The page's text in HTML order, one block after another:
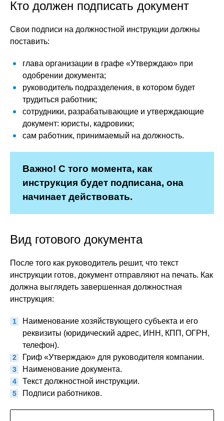
Кто должен подписать документ
Свои подписи на должностной инструкции должны
поставить:
глава организации в графе «Утверждаю» при
одобрении документа;
руководитель подразделения, в котором будет
трудиться работник;
сотрудники, разрабатывающие и утверждающие
документ: юристы, кадровики;
сам работник, принимаемый на должность.
Важно! С того момента, как
инструкция будет подписана, она
начинает действовать.
Вид готового документа
После того как руководитель решит, что текст
инструкции готов, документ отправляют на печать. Как
должна выглядеть завершенная должностная
инструкция:
Наименование хозяйствующего субъекта и его
реквизиты (юридический адрес, ИНН, КПП, ОГРН,
телефон).
Гриф «Утверждаю» для руководителя компании.
Наименование документа.
Текст должностной инструкции.
Подписи работников.